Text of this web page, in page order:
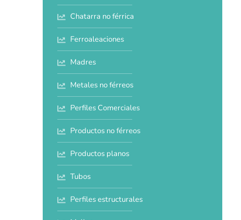
Chatarra no férrica
Ferroaleaciones
Madres
Metales no férreos
Perfiles Comerciales
Productos no férreos
Productos planos
Tubos
Perfiles estructurales